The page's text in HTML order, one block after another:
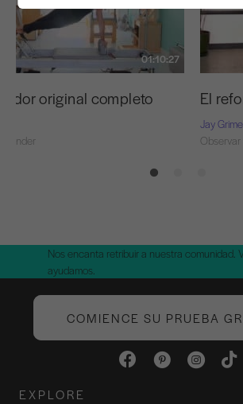
01:10:27
original completo El
Jay
Nos encanta retribuir a nuestra comunidad.
ayudamos.
COMIENCE SU PRUEBA
EXPLORE